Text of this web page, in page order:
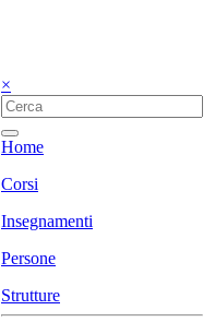
×
Home
Corsi
Insegnamenti
Persone
Strutture